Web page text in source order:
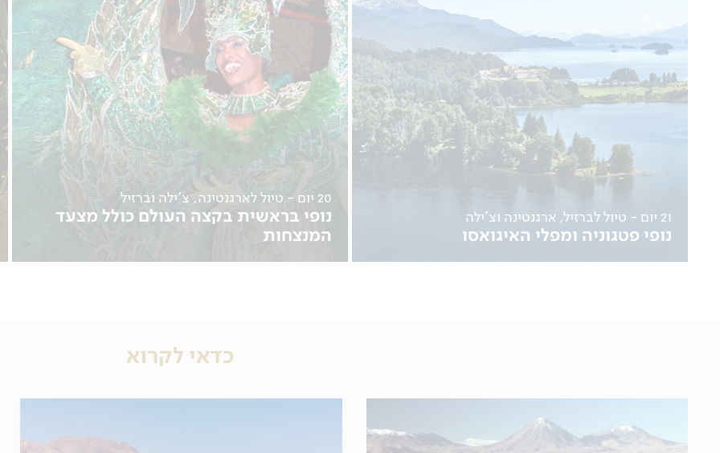
21 יום - טיול לברזיל, ארגנטינה וצ'ילה
נופי פטגוניה ומפלי האיגואסו
20 יום - טיול לארגנטינה, צ'ילה וברזיל
נופי בראשית בקצה העולם כולל מצעד
המנצחות
כדאי לקרוא